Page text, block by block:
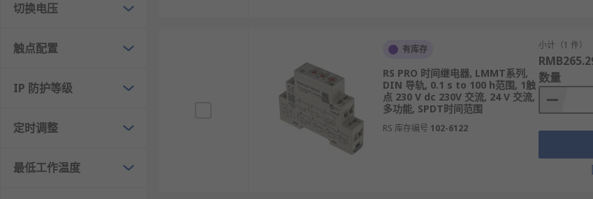
机床加工设备：控制机床切削、冷却、夹紧等动作的时序，避免加工过程中动作冲突，提升加工精度和设备
时间继电器品牌
、 Omron Schneider Electric等多款不同时间继电器规格
求进行时间继电器批发从而满足不同的应用场景需求。
欢迎查看和订购RS的时间继电器及相关产品，订购现货24小时内发货，线上下单满额免运费。
切换电压
触点配置
IP 防护等级
定时调整
最低工作温度
有库存
RS PRO 时间继电器, LMMT系列,
DIN 导轨, 0.1 s to 100 h范围, 1触
点 230 V dc 230V 交流, 24 V 交流,
多功能, SPDT时间范围
RS 库存编号 102-6122
小计（1 件）
数量